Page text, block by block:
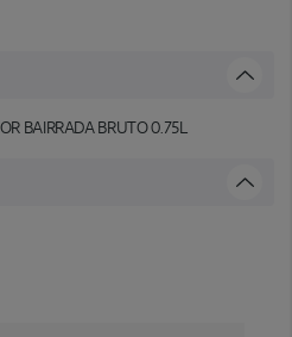
BAIRRADA BRUTO 0.75L